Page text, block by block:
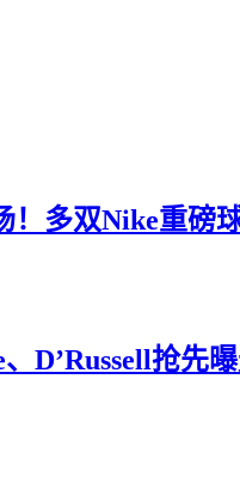
！多双Nike重磅
D’Russell抢先